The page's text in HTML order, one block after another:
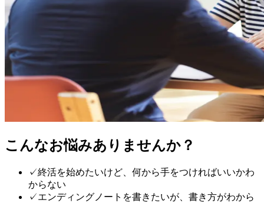
こんなお悩みありませんか？
✓終活を始めたいけど、何から手をつければいいかわ
からない
✓エンディングノートを書きたいが、書き方がわから